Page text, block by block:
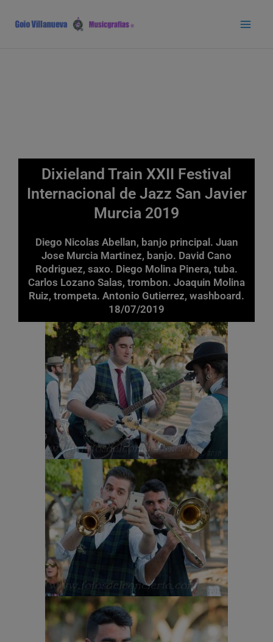
contenido
Dixieland Train XXII Festival
Internacional de Jazz San Javier
Murcia 2019
Diego Nicolas Abellan, banjo principal. Juan
Jose Murcia Martinez, banjo. David Cano
Rodriguez, saxo. Diego Molina Pinera, tuba.
Carlos Lozano Salas, trombon. Joaquin Molina
Ruiz, trompeta. Antonio Gutierrez, washboard.
18/07/2019